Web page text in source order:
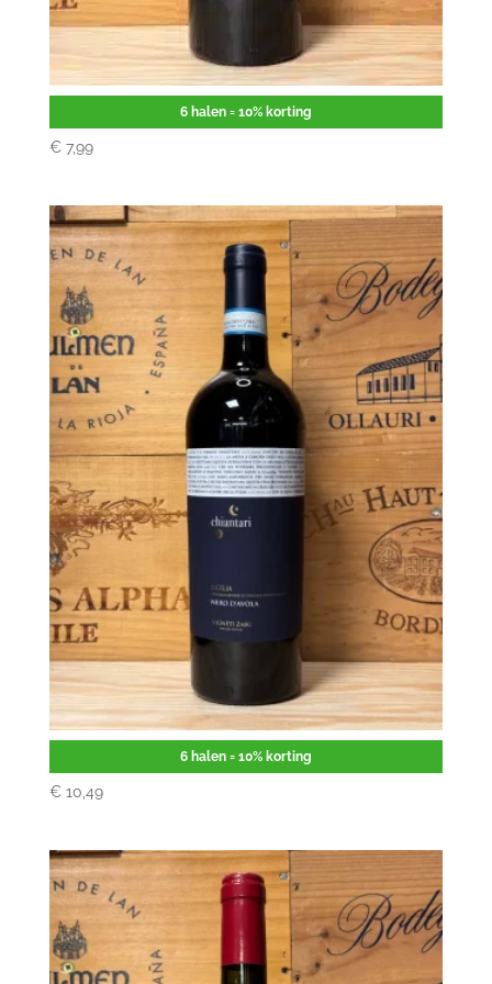
6 halen = 10% korting
Bomba Tempranillo
€7,99
6 halen = 10% korting
Chiantari Nero d’Avola
€10,49